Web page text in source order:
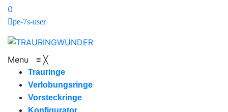
0
pe-7s-user
Menu ≡ ╳
Trauringe
Verlobungsringe
Vorsteckringe